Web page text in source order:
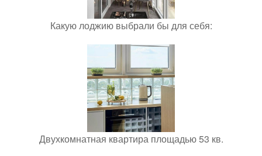
Какую лоджию выбрали бы для себя:
Двухкомнатная квартира площадью 53 кв.